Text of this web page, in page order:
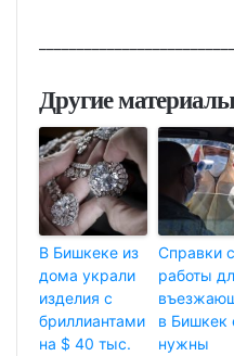
Другие
В Бишкеке из
дома украли
изделия с
бриллиантами
на $ 40 тыс.
Cправки с
работы
в Бишкек
нужны